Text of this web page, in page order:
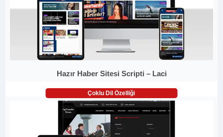
Hazır Haber Sitesi Scripti – Laci
Çoklu Dil Özelliği